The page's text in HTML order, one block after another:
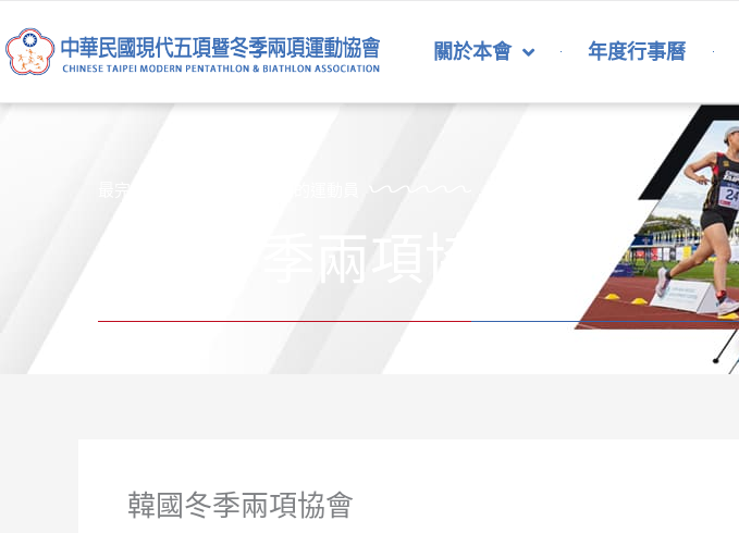
至
主
內
關於本會 年度行事曆
最完美的運動員是五項運動的運動員
韓國冬季兩項協會
韓國冬季兩項協會